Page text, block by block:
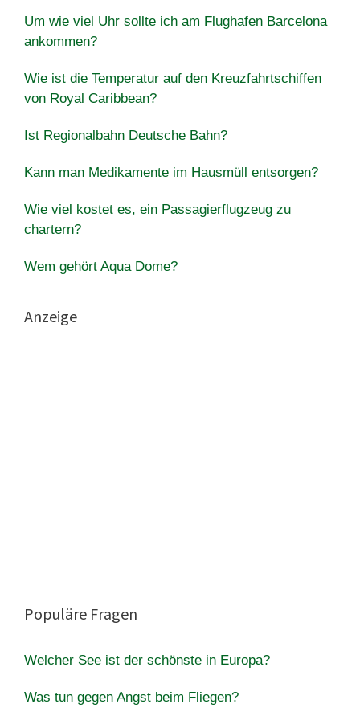
Um wie viel Uhr sollte ich am Flughafen Barcelona
ankommen?
Wie ist die Temperatur auf den Kreuzfahrtschiffen
von Royal Caribbean?
Ist Regionalbahn Deutsche Bahn?
Kann man Medikamente im Hausmüll entsorgen?
Wie viel kostet es, ein Passagierflugzeug zu
chartern?
Wem gehört Aqua Dome?
Anzeige
Populäre Fragen
Welcher See ist der schönste in Europa?
Was tun gegen Angst beim Fliegen?